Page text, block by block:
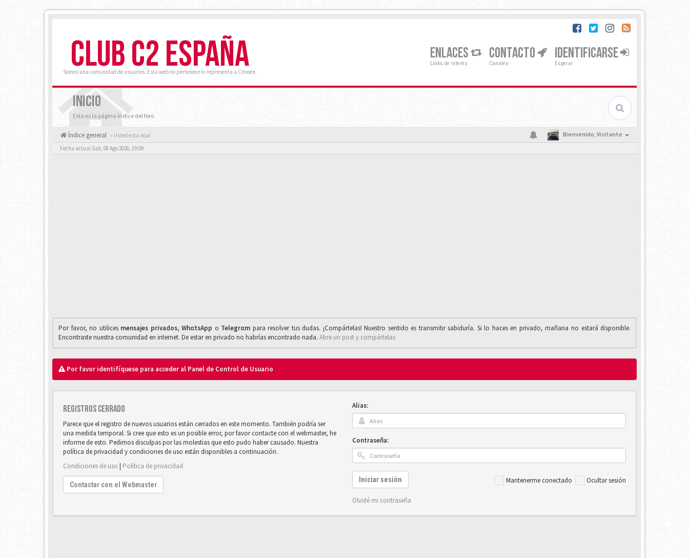
CLUB C2 ESPAÑA
Somos una comunidad de usuarios. Esta web no pertenece ni representa a Citroën.
ENLACES
Links de interés
CONTACTO
Canales
IDENTIFICARSE
Esperar
INICIO
Esta es la página índice del foro
Índice general « Usted esta aquí Bienvenido,Visitante
Fecha actual Sab, 08 Ago 2026, 19:09
Por favor, no utilices mensajes privados,WhαtsApp o Telegrαm para resolver tus dudas. ¡Compártelas! Nuestro sentido es transmitir sabiduría. Si lo haces en privado, mañana no estará disponible.
Encontraste nuestra comunidad en internet. De estar en privado no habrías encontrado nada. Abre un post y compártelas
Por favor identifíquese para acceder al Panel de Control de Usuario
Registros cerrado
Parece que el registro de nuevos usuarios están cerrados en este momento. También podría ser
una medida temporal. Si cree que esto es un posible error, por favor contacte con el webmaster, he
informe de esto. Pedimos disculpas por las molestias que esto pudo haber causado. Nuestra
política de privacidad y condiciones de uso están disponibles a continuación.
Condiciones de uso | Política de privacidad
Contactar con el Webmaster
Alias:
Contraseña:
Mantenerme conectado Ocultar sesión
Iniciar sesión
Olvidé mi contraseña